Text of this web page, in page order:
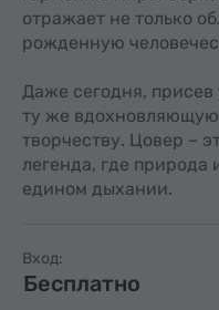
отражает не только
рожденную
Даже сегодня, присев
ту же вдохновляющую
творчеству. Цовер –
легенда, где природа
едином дыхании.
Вход:
Бесплатно